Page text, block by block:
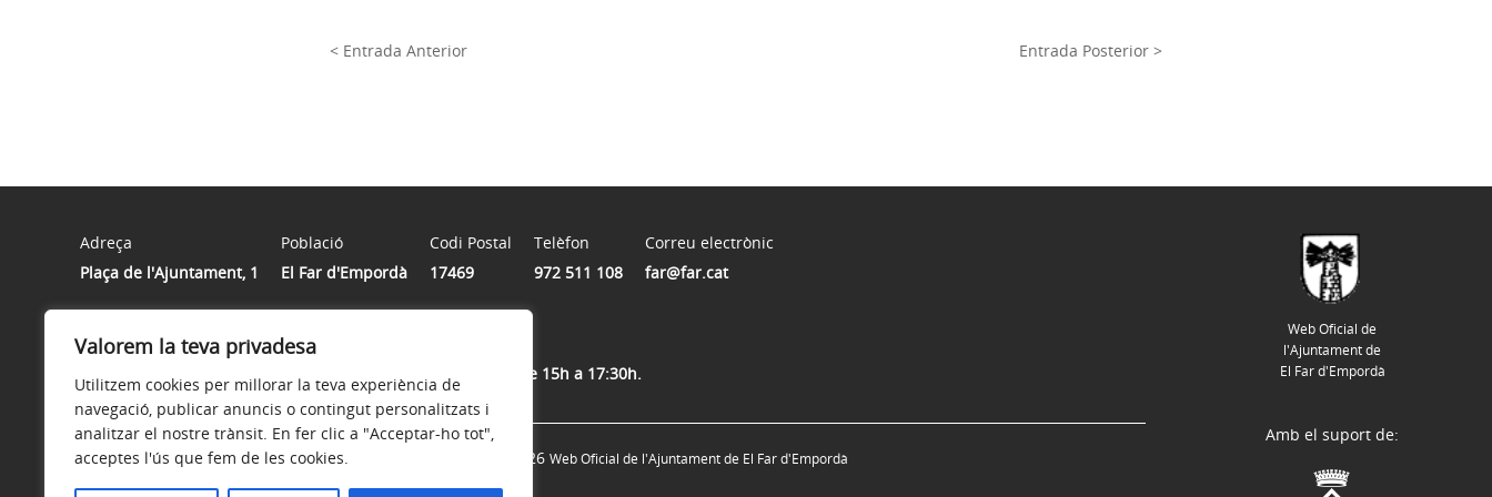
Valorem la teva privadesa
Utilitzem cookies per millorar la teva experiència de
navegació, publicar anuncis o contingut personalitzats i
analitzar el nostre trànsit. En fer clic a "Acceptar-ho tot",
acceptes l'ús que fem de les cookies.
< Entrada Anterior Entrada Posterior >
Adreça
Plaça de l'Ajuntament, 1
Població
El Far d'Empordà
Codi Postal
17469
Telèfon
972 511 108
Correu electrònic
far@far.cat
Horari
De dilluns a divendres de 10h a 13:30h. Dimarts a la tarda de 15h a 17:30h.
Web Oficial de
l'Ajuntament de
El Far d'Empordà
Avís legal Política de privacitat © 2026 Web Oficial de l'Ajuntament de El Far d'Empordà
Amb el suport de: